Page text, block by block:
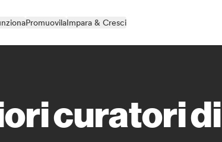
PromuovilaImpara & Cresci
curatori